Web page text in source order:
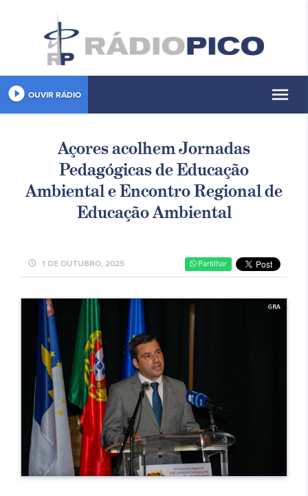
play_circle_filled OUVIR RÁDIO menu
Açores acolhem Jornadas
Pedagógicas de Educação
Ambiental e Encontro Regional de
Educação Ambiental
schedule 1 DE OUTUBRO, 2025 Partilhar